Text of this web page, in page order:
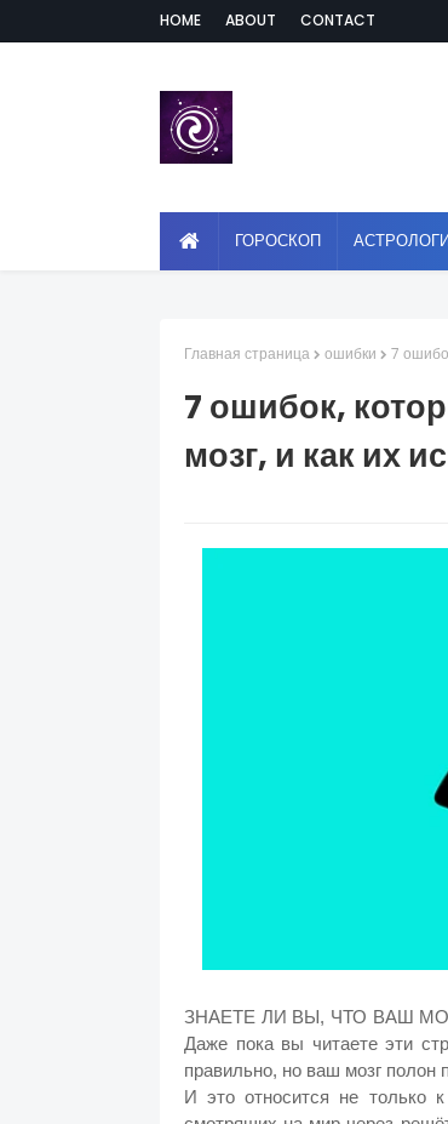
HOME ABOUT CONTACT
ГОРОСКОП
Главная страница ошибки 7
7 ошибок,
мозг, и как их
ЗНАЕТЕ ЛИ ВЫ, ЧТО ВАШ
Даже пока вы читаете эти
правильно, но ваш мозг
И это относится не только